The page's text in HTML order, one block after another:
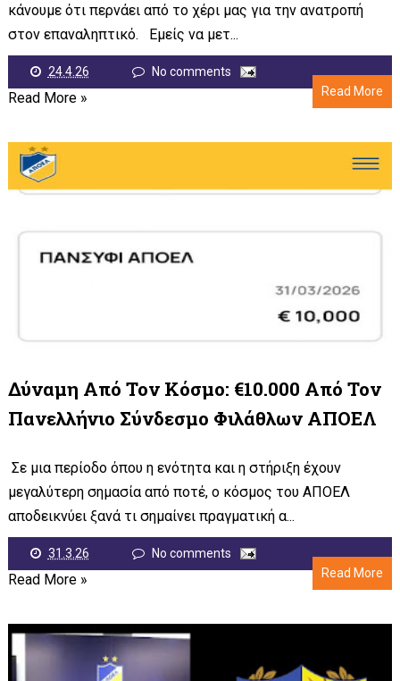
κάνουμε ότι περνάει από το χέρι μας για την ανατροπή
στον επαναληπτικό. Εμείς να μετ...
24.4.26
No comments
Read More
Read More »
Δύναμη Από Τον Κόσμο: €10.000 Από Τον
Πανελλήνιο Σύνδεσμο Φιλάθλων ΑΠΟΕΛ
Σε μια περίοδο όπου η ενότητα και η στήριξη έχουν
μεγαλύτερη σημασία από ποτέ, ο κόσμος του ΑΠΟΕΛ
αποδεικνύει ξανά τι σημαίνει πραγματική α...
31.3.26
No comments
Read More
Read More »